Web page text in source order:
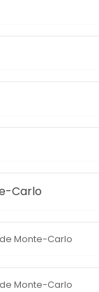
Carlo
Monte-Carlo
Monte-Carlo